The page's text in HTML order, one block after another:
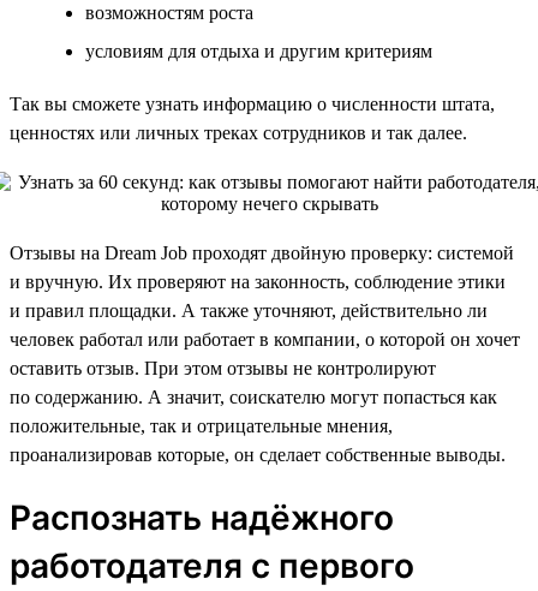
возможностям роста
условиям для отдыха и другим критериям
Так вы сможете узнать информацию о численности штата,
ценностях или личных треках сотрудников и так далее.
Отзывы на Dream Job проходят двойную проверку: системой
и вручную. Их проверяют на законность, соблюдение этики
и правил площадки. А также уточняют, действительно ли
человек работал или работает в компании, о которой он хочет
оставить отзыв. При этом отзывы не контролируют
по содержанию. А значит, соискателю могут попасться как
положительные, так и отрицательные мнения,
проанализировав которые, он сделает собственные выводы.
Распознать надёжного
работодателя с первого